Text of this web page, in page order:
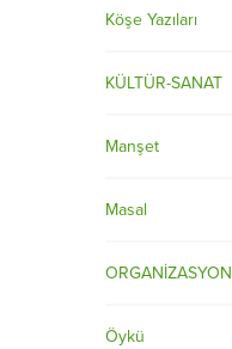
Köşe Yazıları
KÜLTÜR-SANAT
Manşet
Masal
Öykü